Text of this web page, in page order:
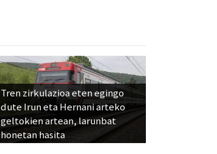
Tren zirkulazioa eten egingo
dute Irun eta Hernani arteko
geltokien artean, larunbat
honetan hasita